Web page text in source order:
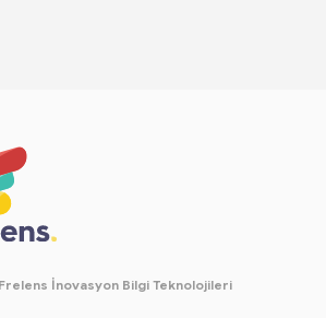
İnovasyon Bilgi Teknolojileri